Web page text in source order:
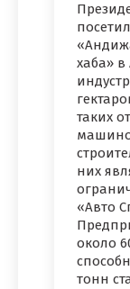
хаба»
таких
них
«Авто
около
тонн